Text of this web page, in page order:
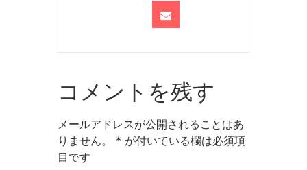
コメントを残す
メールアドレスが公開されることはあ
りません。
* が付いている欄は必須項
目です